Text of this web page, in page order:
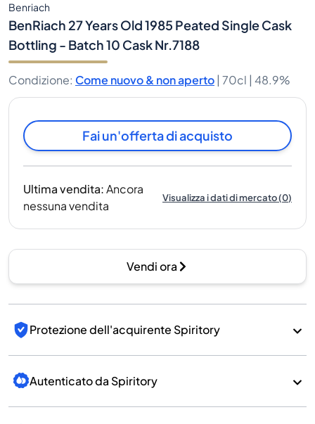
Benriach
BenRiach 27 Years Old 1985 Peated Single Cask
Bottling - Batch 10 Cask Nr.7188
Condizione: Come nuovo & non aperto | 70cl | 48.9%
Fai un'offerta di acquisto
Ultima vendita:Ancora
nessuna vendita
Visualizza i dati di mercato(0)
Vendi ora
Protezione dell'acquirente Spiritory
Autenticato da Spiritory